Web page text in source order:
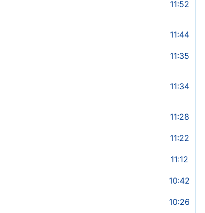
11:52
11:44
11:35
11:34
11:28
11:22
11:12
10:42
10:26